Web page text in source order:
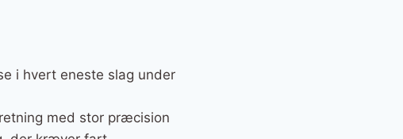
i hvert eneste slag under
med stor præcision